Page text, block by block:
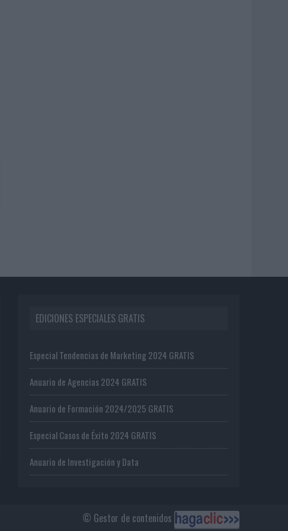
EDICIONES ESPECIALES GRATIS
Especial Tendencias de Marketing 2024 GRATIS
Anuario de Agencias 2024 GRATIS
Anuario de Formación 2024/2025 GRATIS
Especial Casos de Éxito 2024 GRATIS
Anuario de Investigación y Data
© Gestor de contenidos